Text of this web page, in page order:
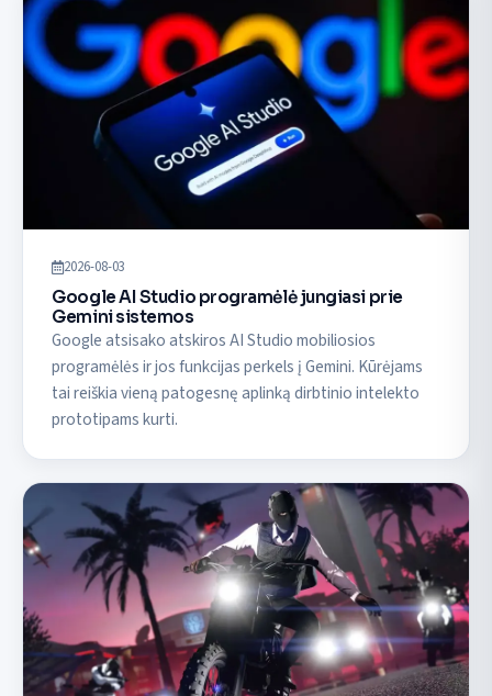
2026-08-03
Google AI Studio programėlė jungiasi prie
Gemini sistemos
Google atsisako atskiros AI Studio mobiliosios
programėlės ir jos funkcijas perkels į Gemini. Kūrėjams
tai reiškia vieną patogesnę aplinką dirbtinio intelekto
prototipams kurti.